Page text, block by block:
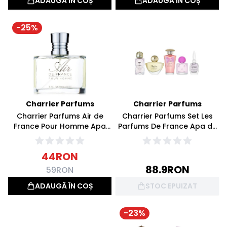
-25%
Charrier Parfums
Charrier Parfums Air de
France Pour Homme Apa
de toaleta 50ml
44RON
59RON
ADAUGĂ ÎN COȘ
Charrier Parfums
Charrier Parfums Set Les
Parfums De France Apa de
parfum 41ml
88.9RON
STOC EPUIZAT
-23%